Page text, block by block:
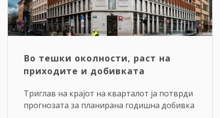
Во тешки околности, раст на
приходите и добивката
Триглав на крајот на кварталот ја потврди
прогнозата за планирана годишна добивка